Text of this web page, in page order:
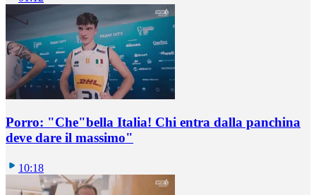
Porro: "Che"bella Italia! Chi entra dalla panchina
deve dare il massimo"
10:18